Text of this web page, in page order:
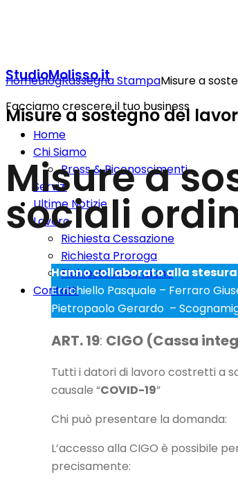
StudioMolisso.it
Facciamo crescere il tuo business
Home
Chi Siamo
Press & Riconoscimenti
Servizi
Ultime Notizie
Lavoro
Richiesta Cessazione
Richiesta Proroga
Richiesta Assunzione
Contatti
HomeBlogRassegna StampaMisure a
Misure a sostegno del
Misure a
sociali
Hanno collaborato alla
Errichiello Pasquale – Ferraro
Pietropaolo Gerardo –
ART. 19: CIGO (Cassa
Tutti i datori di lavoro costretti a
causale “COVID-19”
Chi può presentare la domanda:
L’accesso alla CIGO è possibile
precisamente: